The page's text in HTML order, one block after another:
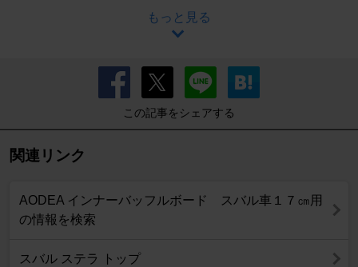
もっと見る
この記事をシェアする
関連リンク
AODEA インナーバッフルボード スバル車１７㎝用
の情報を検索
スバル ステラ トップ